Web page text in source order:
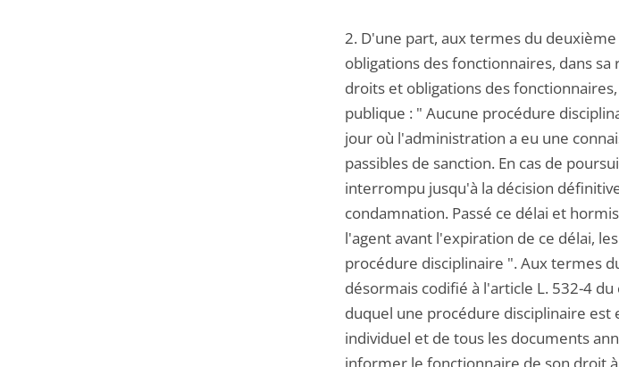
2. D'une part, aux termes du
obligations des fonctionnaires, dans
droits et obligations des
publique : " Aucune procédure
jour où l'administration a eu une
passibles de sanction. En cas de
interrompu jusqu'à la décision
condamnation. Passé ce délai et
l'agent avant l'expiration de ce délai,
procédure disciplinaire ". Aux termes
désormais codifié à l'article L. 532-4
duquel une procédure disciplinaire
individuel et de tous les documents